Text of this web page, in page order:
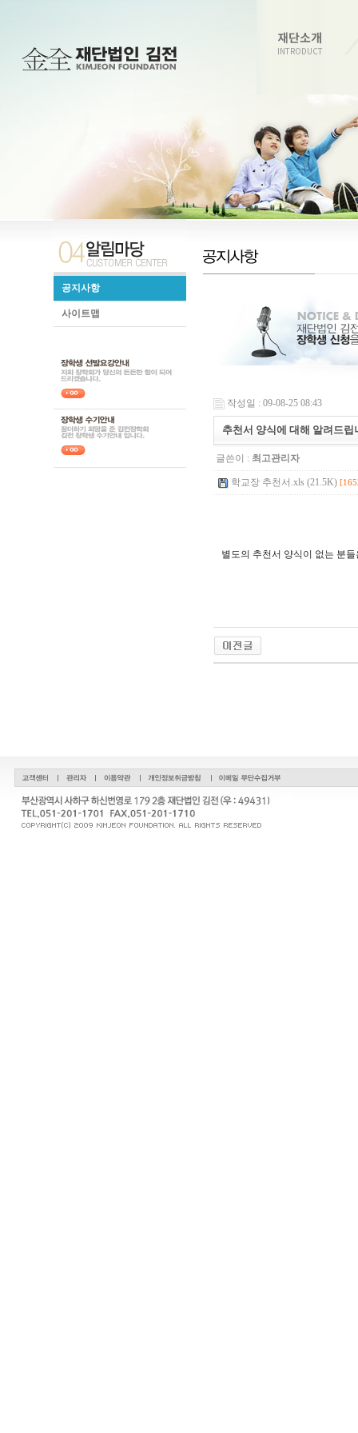
재단소개
INTRODUCT
공지사항
사이트맵
작성일 : 09-08-25 08:43
추천서 양식에 대해 알려드립
글쓴이 : 최고관리자
학교장 추천서.xls (21.5K)
별도의 추천서 양식이 없는 분